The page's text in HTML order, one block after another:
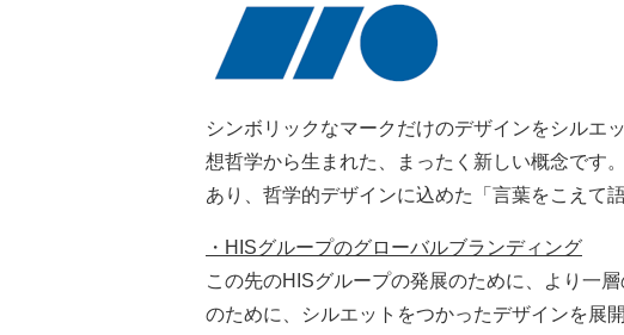
シンボリックなマークだけのデザインをシルエ
想哲学から生まれた、まったく新しい概念です
あり、哲学的デザインに込めた「言葉をこえて
・HISグループのグローバルブランディング
この先のHISグループの発展のために、より一
のために、シルエットをつかったデザインを展